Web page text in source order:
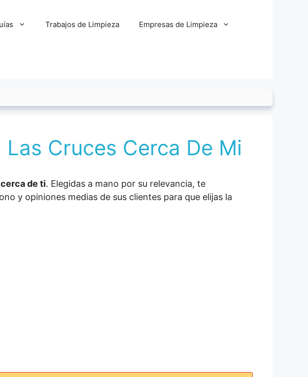
Trabajos de Limpieza Empresas de Limpieza
Cruces Cerca De Mi
de ti. Elegidas a mano por su relevancia, te
y opiniones medias de sus clientes para que elijas la